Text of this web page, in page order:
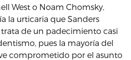
West o Noam Chomsky,
la urticaria que Sanders
trata de un padecimiento casi
pues la mayoría del
comprometido por el asunto